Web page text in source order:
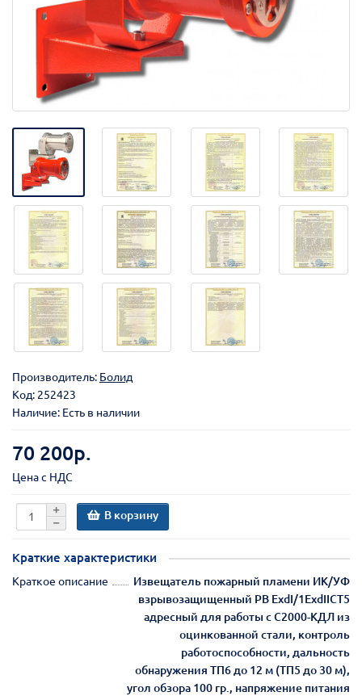
Производитель: Болид
Код: 252423
Наличие: Есть в наличии
70 200р.
Цена с НДС
В корзину
Краткие характеристики
Краткое описание
Извещатель пожарный пламени ИК/УФ
взрывозащищенный РВ ExdI/1ExdIICT5
адресный для работы с С2000-КДЛ из
оцинкованной стали, контроль
работоспособности, дальность
обнаружения ТП6 до 12 м (ТП5 до 30 м),
угол обзора 100 гр., напряжение питания